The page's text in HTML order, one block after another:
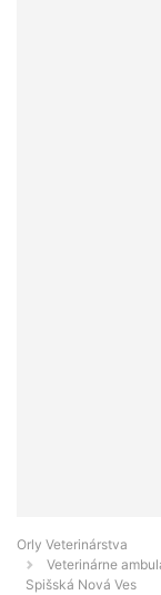
Orly Veterinárstva
Veterinárne
Spišská Nová Ves